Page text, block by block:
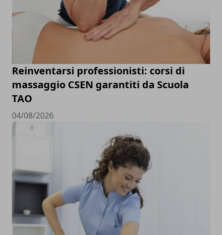
Reinventarsi professionisti: corsi di
massaggio CSEN garantiti da Scuola
TAO
04/08/2026